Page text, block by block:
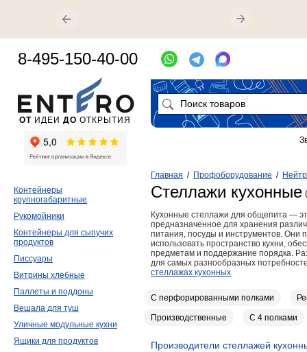
Главная / Профоборудование /
Стеллажи кухонные
Кухонные стеллажи для общепита —
предназначенное для хранения
питания, посуды и инструментов. Они
использовать пространство кухни,
предметам и поддержание порядка.
для самых разнообразных
стеллажах кухонных
С перфорированными полками
Производственные С 4 полками
Производители стеллажей
Контейнеры
крупногабаритные
Рукомойники
Контейнеры для сыпучих
продуктов
Писсуары
Витрины хлебные
Паллеты и поддоны
Вешала для туш
Уличные модульные кухни
Ящики для продуктов
ОТ ИДЕИ ДО ОТКРЫТИЯ
8-495-150-40-00